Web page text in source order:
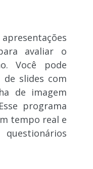
avaliar o
Você pode
de slides com
de imagem
programa
tempo real e